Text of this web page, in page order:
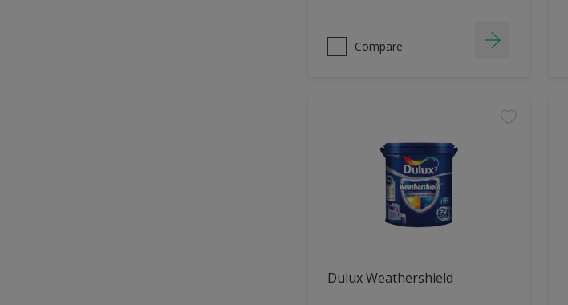
Compare
Dulux Weathershield